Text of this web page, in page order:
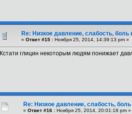
Re: Низкое давление, слабость, боль
« Ответ #15 : Ноября 25, 2014, 14:39:13 pm »
Кстати глицин некоторым людям понижает
Re: Низкое давление, слабость,
« Ответ #16 : Ноября 25, 2014, 20:01:18 pm »